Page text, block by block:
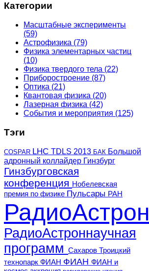
Категории
Масштабные эксперименты
(59)
Астрофизика (79)
Физика элементарных частиц
(10)
Физика твердого тела (22)
Приборостроение (87)
Оптика (21)
Квантовая физика (20)
Лазерная физика (42)
События и мероприятия (125)
Тэги
COSPAR LHC TDLS 2013 БАК Большой
адронный коллайдер Гинзбург
Гинзбурговская
конференция Нобелевская
премия по физике Пульсары РАН
РадиоАстрон
РадиоАстроннаучная
программ
Сахаров Троицкий
технопарк ФИАН ФИАН ФИАН и